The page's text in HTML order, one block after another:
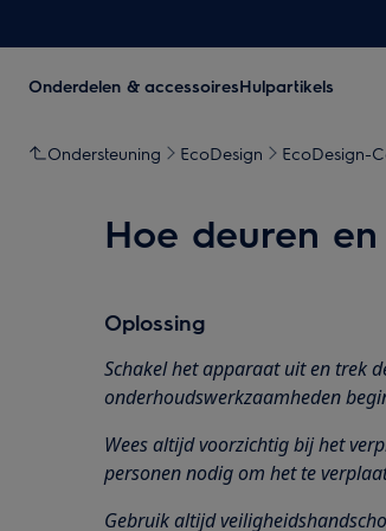
Onderdelen & accessoiresHulpartikels
Ondersteuning EcoDesign EcoDesign-
Hoe deuren
Oplossing
Schakel het apparaat uit en trek
onderhoudswerkzaamheden
Wees altijd voorzichtig bij het
personen nodig om het te
Gebruik altijd